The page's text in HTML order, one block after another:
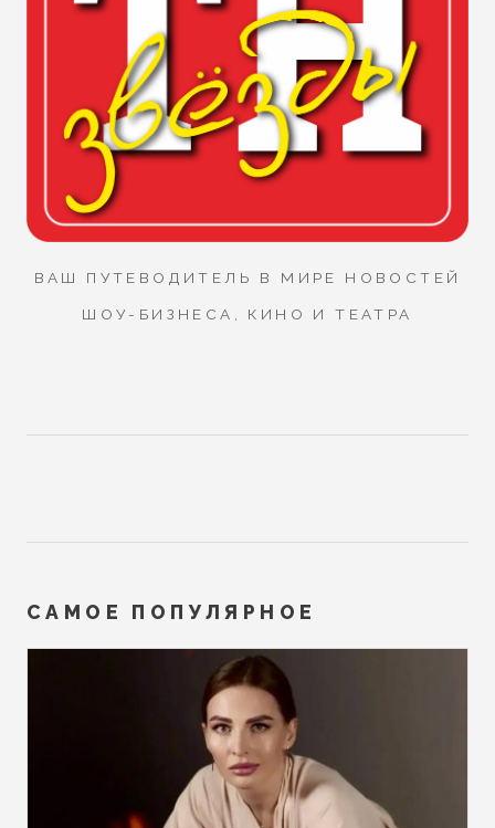
ВАШ ПУТЕВОДИТЕЛЬ В МИРЕ НОВОСТЕЙ
ШОУ-БИЗНЕСА, КИНО И ТЕАТРА
САМОЕ ПОПУЛЯРНОЕ